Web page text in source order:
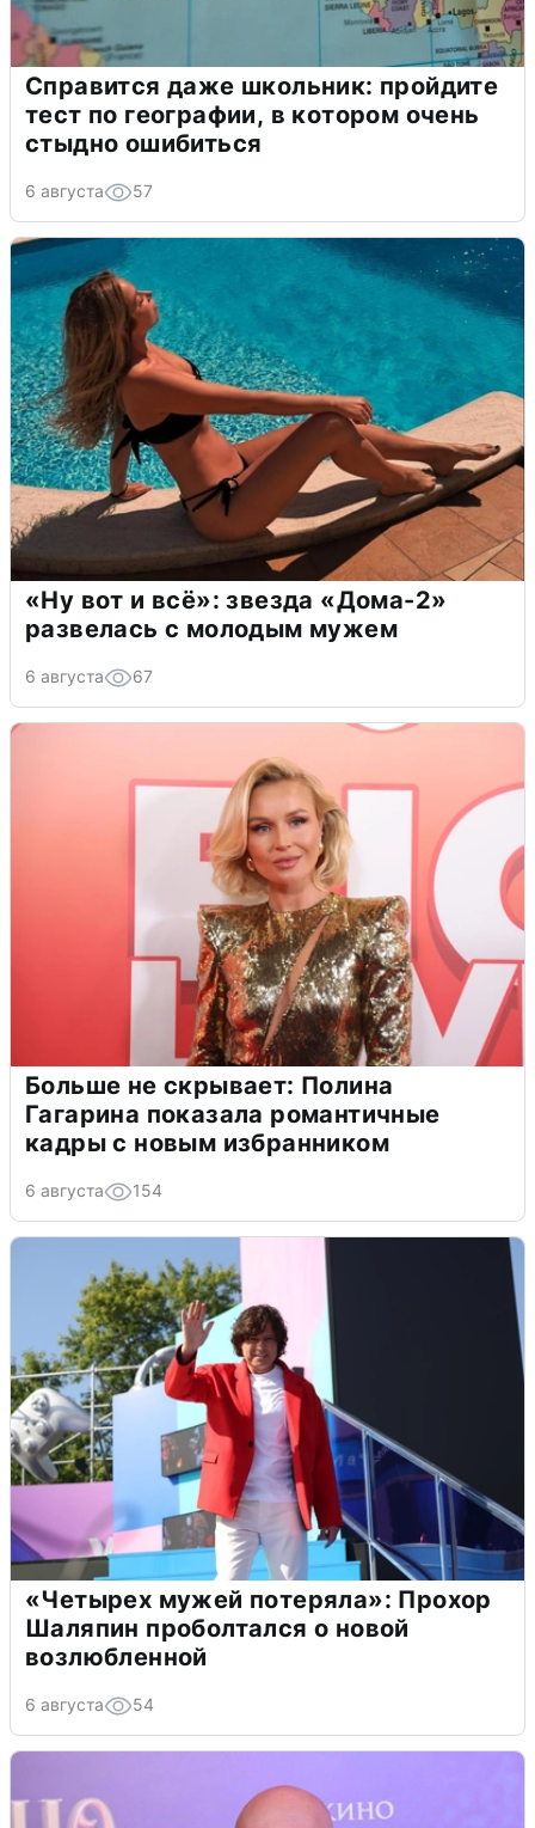
Справится даже школьник: пройдите
тест по географии, в котором очень
стыдно ошибиться
6 августа 57
«Ну вот и всё»: звезда «Дома-2»
развелась с молодым мужем
6 августа 67
Больше не скрывает: Полина
Гагарина показала романтичные
кадры с новым избранником
6 августа 154
«Четырех мужей потеряла»: Прохор
Шаляпин проболтался о новой
возлюбленной
6 августа 54